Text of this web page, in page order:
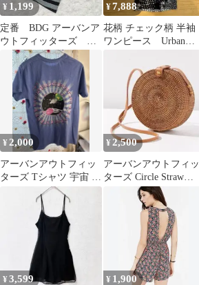
¥ 1,199
定番 BDG アーバンア
ウトフィッターズ ボ
ーダー Vネック Tシ
ャツ サイズS
¥7,888
花柄 チェック柄 半袖
ワンピース Urban
¥2,000
アーバンアウトフィッ
ターズ Tシャツ 宇宙 ア
メリカ古着
¥2,500
アーバンアウトフィッ
ターズ Circle Straw
Crossbody Bag
¥3,599 ¥ 1,900